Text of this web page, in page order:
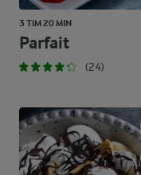
3 TIM 20 MIN
Parfait
(24)